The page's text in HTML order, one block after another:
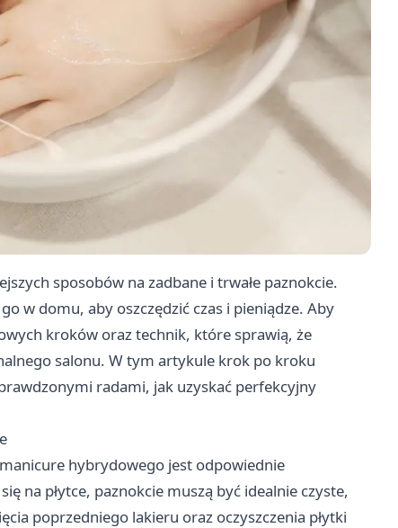
sposobów na zadbane i trwałe paznokcie.
w domu, aby oszczędzić czas i pieniądze. Aby
kroków oraz technik, które sprawią, że
salonu. W tym artykule krok po kroku
radami, jak uzyskać perfekcyjny
hybrydowego jest odpowiednie
na płytce, paznokcie muszą być idealnie czyste,
poprzedniego lakieru oraz oczyszczenia płytki